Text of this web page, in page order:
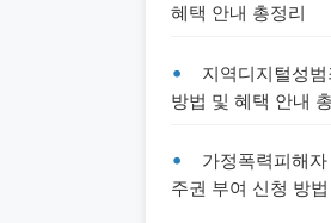
혜택 안내 총정리
지역디지털성
방법 및 혜택 안내
가정폭력피해
주권 부여 신청 방